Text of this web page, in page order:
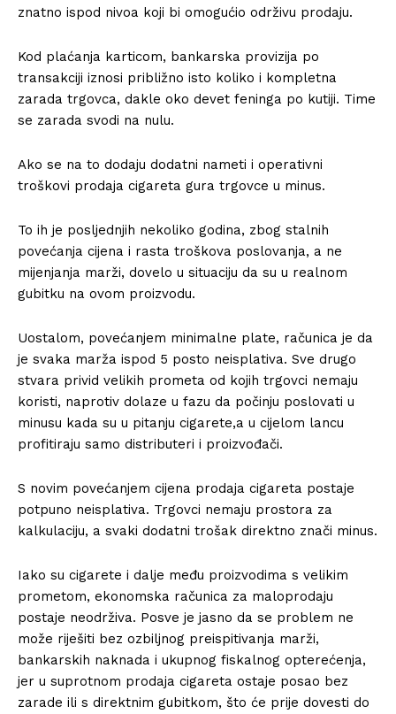
znatno ispod nivoa koji bi omogućio održivu prodaju.
Kod plaćanja karticom, bankarska provizija po
transakciji iznosi približno isto koliko i kompletna
zarada trgovca, dakle oko devet feninga po kutiji. Time
se zarada svodi na nulu.
Ako se na to dodaju dodatni nameti i operativni
troškovi prodaja cigareta gura trgovce u minus.
To ih je posljednjih nekoliko godina, zbog stalnih
povećanja cijena i rasta troškova poslovanja, a ne
mijenjanja marži, dovelo u situaciju da su u realnom
gubitku na ovom proizvodu.
Uostalom, povećanjem minimalne plate, računica je da
je svaka marža ispod 5 posto neisplativa. Sve drugo
stvara privid velikih prometa od kojih trgovci nemaju
koristi, naprotiv dolaze u fazu da počinju poslovati u
minusu kada su u pitanju cigarete,a u cijelom lancu
profitiraju samo distributeri i proizvođači.
S novim povećanjem cijena prodaja cigareta postaje
potpuno neisplativa. Trgovci nemaju prostora za
kalkulaciju, a svaki dodatni trošak direktno znači minus.
Iako su cigarete i dalje među proizvodima s velikim
prometom, ekonomska računica za maloprodaju
postaje neodrživa. Posve je jasno da se problem ne
može riješiti bez ozbiljnog preispitivanja marži,
bankarskih naknada i ukupnog fiskalnog opterećenja,
jer u suprotnom prodaja cigareta ostaje posao bez
zarade ili s direktnim gubitkom, što će prije dovesti do